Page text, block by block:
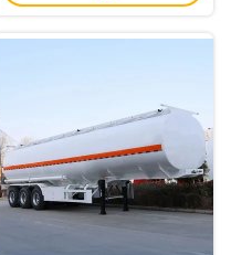
charge utile maximale de 50